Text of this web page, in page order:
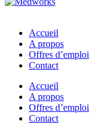
Accueil
A propos
Offres d’emploi
Contact
Accueil
A propos
Offres d’emploi
Contact